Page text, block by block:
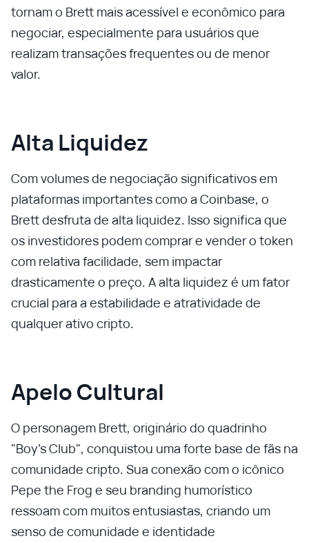
tornam o Brett mais acessível e econômico para
negociar, especialmente para usuários que
realizam transações frequentes ou de menor
valor.
Alta Liquidez
Com volumes de negociação significativos em
plataformas importantes como a Coinbase, o
Brett desfruta de alta liquidez. Isso significa que
os investidores podem comprar e vender o token
com relativa facilidade, sem impactar
drasticamente o preço. A alta liquidez é um fator
crucial para a estabilidade e atratividade de
qualquer ativo cripto.
Apelo Cultural
O personagem Brett, originário do quadrinho
"Boy's Club", conquistou uma forte base de fãs na
comunidade cripto. Sua conexão com o icônico
Pepe the Frog e seu branding humorístico
ressoam com muitos entusiastas, criando um
senso de comunidade e identidade